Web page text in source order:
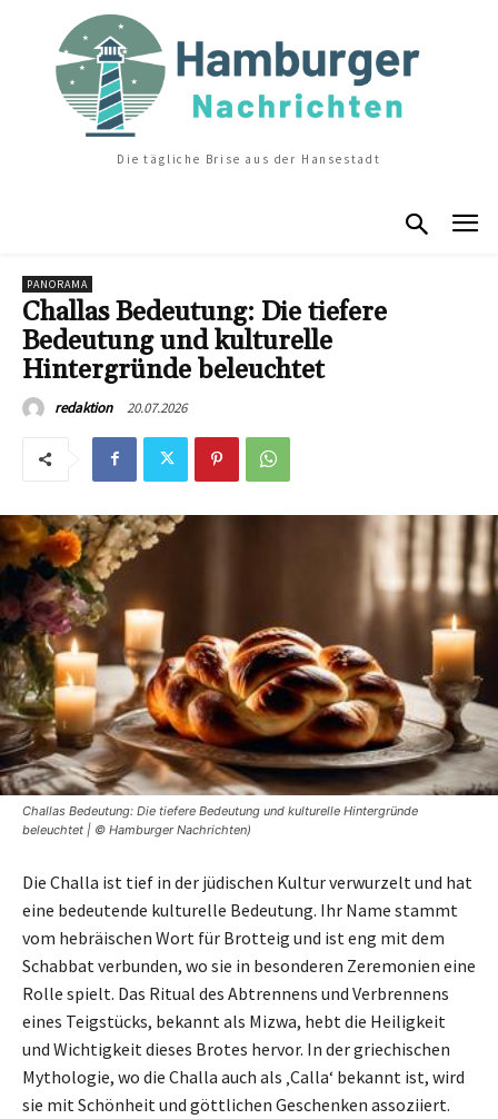
Die tägliche Brise aus der Hansestadt
PANORAMA
Challas Bedeutung: Die tiefere
Bedeutung und kulturelle
Hintergründe beleuchtet
redaktion 20.07.2026
Challas Bedeutung: Die tiefere Bedeutung und kulturelle Hintergründe
beleuchtet | © Hamburger Nachrichten)
Die Challa ist tief in der jüdischen Kultur verwurzelt und hat
eine bedeutende kulturelle Bedeutung. Ihr Name stammt
vom hebräischen Wort für Brotteig und ist eng mit dem
Schabbat verbunden, wo sie in besonderen Zeremonien eine
Rolle spielt. Das Ritual des Abtrennens und Verbrennens
eines Teigstücks, bekannt als Mizwa, hebt die Heiligkeit
und Wichtigkeit dieses Brotes hervor. In der griechischen
Mythologie, wo die Challa auch als ‚Calla‘ bekannt ist, wird
sie mit Schönheit und göttlichen Geschenken assoziiert.